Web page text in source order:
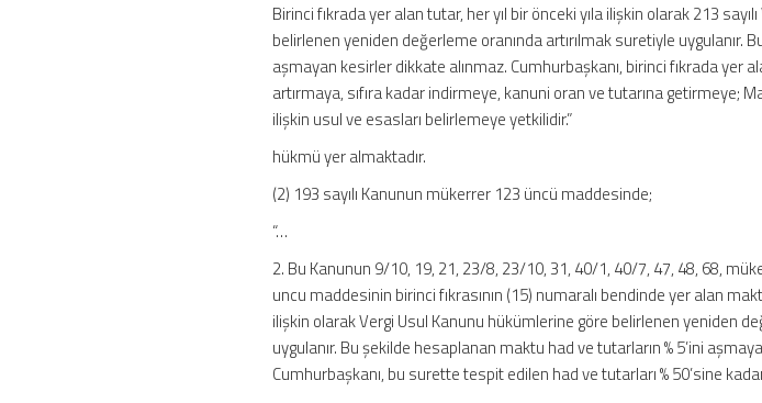
Birinci fıkrada yer alan tutar, her yıl bir önceki yıla ilişkin olarak 213
belirlenen yeniden değerleme oranında artırılmak suretiyle uygulanır.
aşmayan kesirler dikkate alınmaz. Cumhurbaşkanı, birinci fıkrada yer
artırmaya, sıfıra kadar indirmeye, kanuni oran ve tutarına getirmeye;
ilişkin usul ve esasları belirlemeye yetkilidir.”
hükmü yer almaktadır.
(2) 193 sayılı Kanunun mükerrer 123 üncü maddesinde;
“…
2. Bu Kanunun 9/10, 19, 21, 23/8, 23/10, 31, 40/1, 40/7, 47, 48, 68,
uncu maddesinin birinci fıkrasının (15) numaralı bendinde yer alan
ilişkin olarak Vergi Usul Kanunu hükümlerine göre belirlenen yeniden
uygulanır. Bu şekilde hesaplanan maktu had ve tutarların % 5’ini
Cumhurbaşkanı, bu surette tespit edilen had ve tutarları % 50’sine